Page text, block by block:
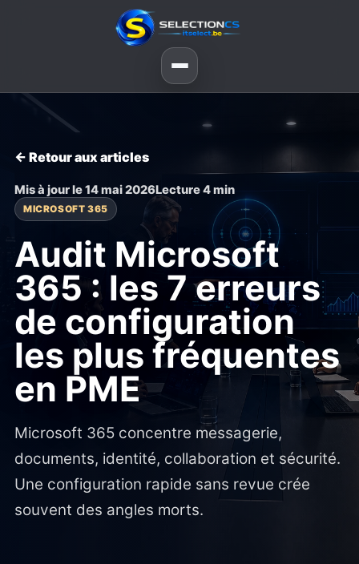
← Retour aux articles
Mis à jour le 14 mai 2026Lecture 4 min
MICROSOFT 365
Audit Microsoft
365 : les 7 erreurs
de configuration
les plus fréquentes
en PME
Microsoft 365 concentre messagerie,
documents, identité, collaboration et sécurité.
Une configuration rapide sans revue crée
souvent des angles morts.